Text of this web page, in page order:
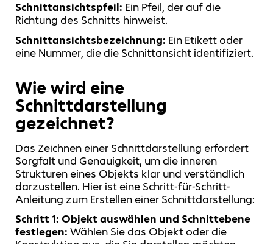
Schnittansichtspfeil: Ein Pfeil, der auf die
Richtung des Schnitts hinweist.
Schnittansichtsbezeichnung: Ein Etikett oder
eine Nummer, die die Schnittansicht identifiziert.
Wie wird eine
Schnittdarstellung
gezeichnet?
Das Zeichnen einer Schnittdarstellung erfordert
Sorgfalt und Genauigkeit, um die inneren
Strukturen eines Objekts klar und verständlich
darzustellen. Hier ist eine Schritt-für-Schritt-
Anleitung zum Erstellen einer Schnittdarstellung:
Schritt 1: Objekt auswählen und Schnittebene
festlegen: Wählen Sie das Objekt oder die